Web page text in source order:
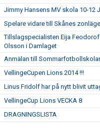
Jimmy Hansens MV skola 10-12
Spelare vidare till Skånes
Tillslagspecialisten Eija
Olsson i Damlaget
Anmälan till
VellingeCupen Lions 2014 !!!
Linus Fridolf har på nytt blivit
VellingeCup Lions VECKA 8
DRAGNINGSLISTA